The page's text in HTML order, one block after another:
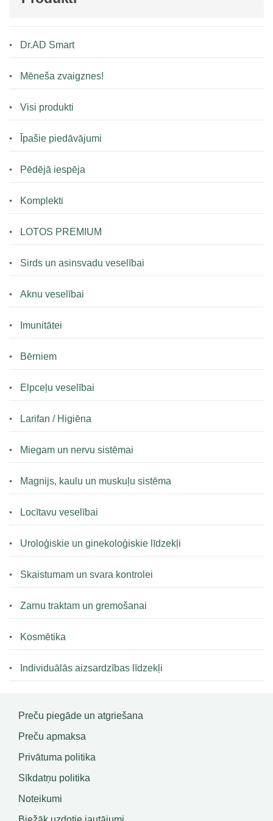
Dr.AD Smart
Mēneša zvaigznes!
Visi produkti
Īpašie piedāvājumi
Pēdējā iespēja
Komplekti
LOTOS PREMIUM
Sirds un asinsvadu veselībai
Aknu veselībai
Imunitātei
Bērniem
Elpceļu veselībai
Larifan / Higiēna
Miegam un nervu sistēmai
Magnijs, kaulu un muskuļu sistēma
Locītavu veselībai
Uroloģiskie un ginekoloģiskie līdzekļi
Skaistumam un svara kontrolei
Zarnu traktam un gremošanai
Kosmētika
Individuālās aizsardzības līdzekļi
Preču piegāde un atgriešana
Preču apmaksa
Privātuma politika
Sīkdatņu politika
Noteikumi